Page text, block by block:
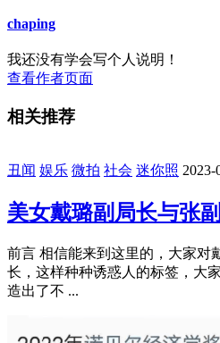
chaping
我还没有学会写个人说明！
查看作者页面
相关推荐